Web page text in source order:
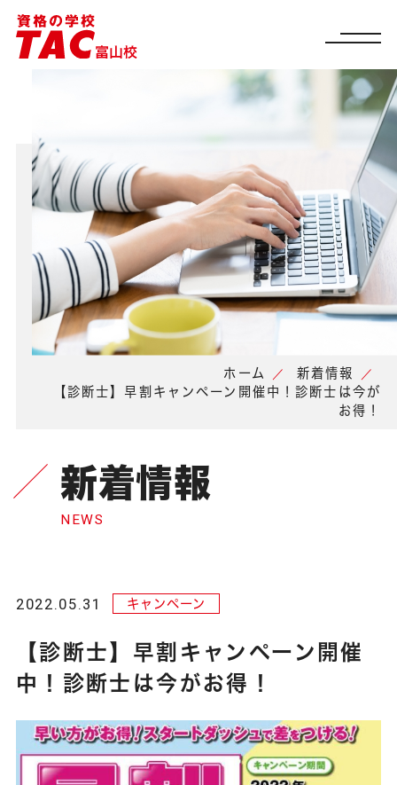
ホーム
新着情報
【診断士】早割キャンペーン開催中！診断士は今が
お得！
新着情報
NEWS
【診断士】早割キャンペーン開催
中！診断士は今がお得！
2022.05.31 キャンペーン